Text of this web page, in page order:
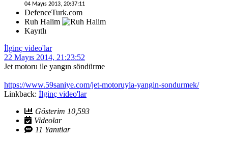
04 Mayıs 2013, 20:37:11
DefenceTurk.com
Ruh Halim
Kayıtlı
İlginç video'lar
22 Mayıs 2014, 21:23:52
Jet motoru ile yangın söndürme
https://www.59saniye.com/jet-motoruyla-yangin-sondurmek/
Linkback: İlginç video'lar
Gösterim 10,593
Videolar
11 Yanıtlar